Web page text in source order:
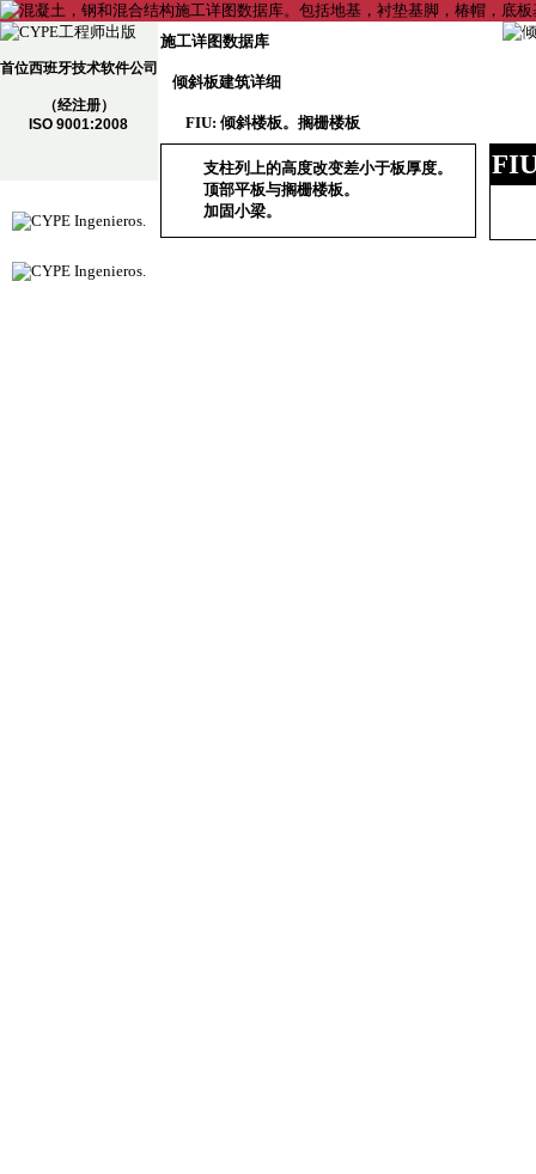
首位西班牙技术软件公司
（经注册）
ISO 9001:2008
施工详图数据库
倾斜板建筑详细
FIU: 倾斜楼板。搁栅楼板
支柱列上的高度改变差小于板厚度。
顶部平板与搁栅楼板。
加固小梁。